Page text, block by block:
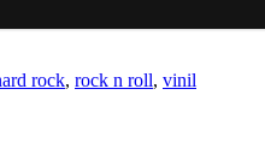
rock, rock n roll, vinil